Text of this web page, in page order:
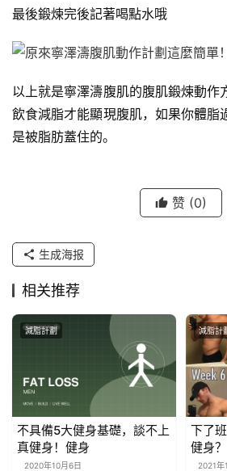
最後鍛煉完後記著喝點水哦
以上就是寧澤濤腹肌的腹肌鍛煉動作
飲食減脂才能顯現腹肌，如果你體脂
是被脂肪蓋住的。
赞 (0)
生成海报
相关推荐
減脂計劃
不具備5大健身基礎，談不上
真健身！健身
2020年10月6日
減脂計
下了
健身？
2021年